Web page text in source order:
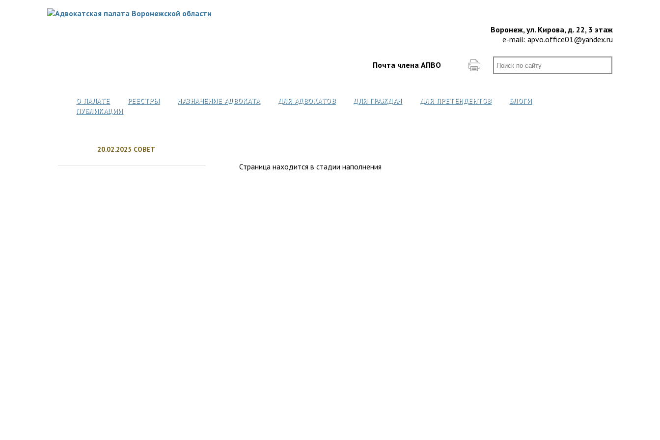
Воронеж, ул. Кирова, д. 22, 3 этаж
e-mail: apvo.office01@yandex.ru
Почта члена АПВО
О ПАЛАТЕ РЕЕСТРЫ НАЗНАЧЕНИЕ АДВОКАТА ДЛЯ АДВОКАТОВ ДЛЯ ГРАЖДАН ДЛЯ ПРЕТЕНДЕНТОВ
БЛОГИ
ПУБЛИКАЦИИ
20.02.2025 СОВЕТ
Страница находится в стадии наполнения